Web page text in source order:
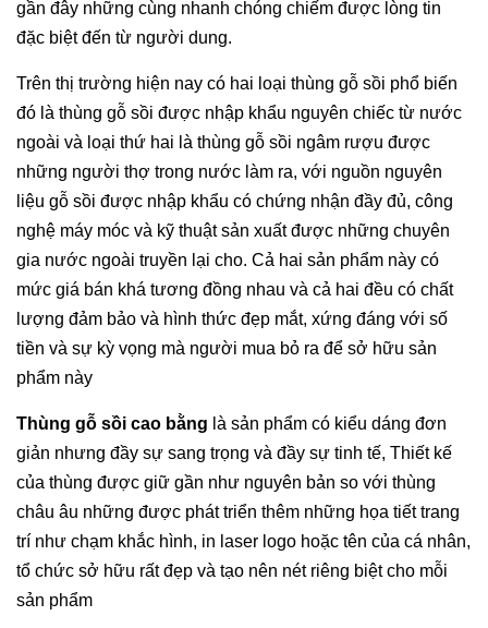
gần đây những cùng nhanh chóng chiếm được lòng tin
đặc biệt đến từ người dung.
Trên thị trường hiện nay có hai loại thùng gỗ sồi phổ biến
đó là thùng gỗ sồi được nhập khẩu nguyên chiếc từ nước
ngoài và loại thứ hai là thùng gỗ sồi ngâm rượu được
những người thợ trong nước làm ra, với nguồn nguyên
liệu gỗ sồi được nhập khẩu có chứng nhận đầy đủ, công
nghệ máy móc và kỹ thuật sản xuất được những chuyên
gia nước ngoài truyền lại cho. Cả hai sản phẩm này có
mức giá bán khá tương đồng nhau và cả hai đều có chất
lượng đảm bảo và hình thức đẹp mắt, xứng đáng với số
tiền và sự kỳ vọng mà người mua bỏ ra để sở hữu sản
phẩm này
Thùng gỗ sồi cao bằng là sản phẩm có kiểu dáng đơn
giản nhưng đầy sự sang trọng và đầy sự tinh tế, Thiết kế
của thùng được giữ gần như nguyên bản so với thùng
châu âu những được phát triển thêm những họa tiết trang
trí như chạm khắc hình, in laser logo hoặc tên của cá nhân,
tổ chức sở hữu rất đẹp và tạo nên nét riêng biệt cho mỗi
sản phẩm